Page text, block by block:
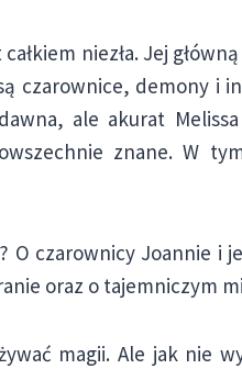
niezła. Jej
czarownice, demony i
ale akurat
znane. W
O czarownicy Joannie i
oraz o tajemniczym
magii. Ale jak nie